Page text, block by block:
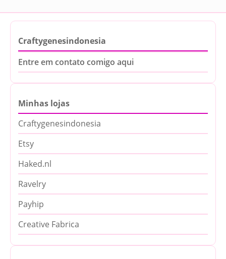
Craftygenesindonesia
Entre em contato comigo aqui
Minhas lojas
Craftygenesindonesia
Etsy
Haked.nl
Ravelry
Payhip
Creative Fabrica